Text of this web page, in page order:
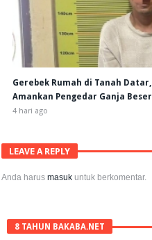
Gerebek Rumah di Tanah
Amankan Pengedar Ganja
4 hari ago
LEAVE A REPLY
Anda harusmasuk untuk berkomentar.
8 TAHUN BAKABA.NET